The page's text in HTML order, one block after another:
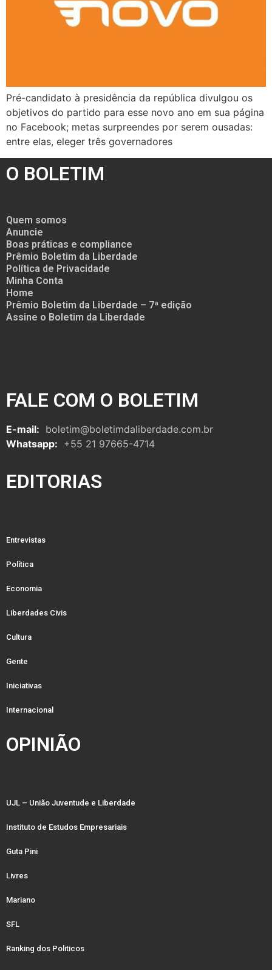
Pré-candidato à presidência da república divulgou os
objetivos do partido para esse novo ano em sua página
no Facebook; metas surpreendes por serem ousadas:
entre elas, eleger três governadores
O BOLETIM
Quem somos
Anuncie
Boas práticas e compliance
Prêmio Boletim da Liberdade
Política de Privacidade
Minha Conta
Home
Prêmio Boletim da Liberdade – 7ª edição
Assine o Boletim da Liberdade
FALE COM O BOLETIM
E-mail: boletim@boletimdaliberdade.com.br
Whatsapp: +55 21 97665-4714
EDITORIAS
Entrevistas
Política
Economia
Liberdades Civis
Cultura
Gente
Iniciativas
Internacional
OPINIÃO
UJL – União Juventude e Liberdade
Instituto de Estudos Empresariais
Guta Pini
Livres
Mariano
SFL
Ranking dos Politicos